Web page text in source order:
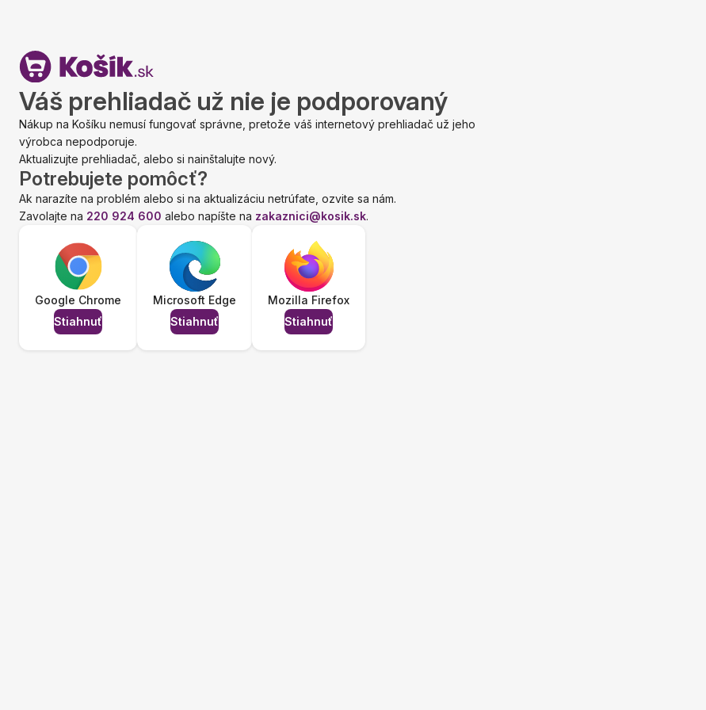
Váš prehliadač už nie je podporovaný
Nákup na Košíku nemusí fungovať správne, pretože váš internetový prehliadač už jeho
výrobca nepodporuje.
Aktualizujte prehliadač, alebo si nainštalujte nový.
Potrebujete pomôcť?
Ak narazíte na problém alebo si na aktualizáciu netrúfate, ozvite sa nám.
Zavolajte na 220 924 600 alebo napíšte na zakaznici@kosik.sk.
Google Chrome
Stiahnuť
Microsoft Edge
Stiahnuť
Mozilla Firefox
Stiahnuť